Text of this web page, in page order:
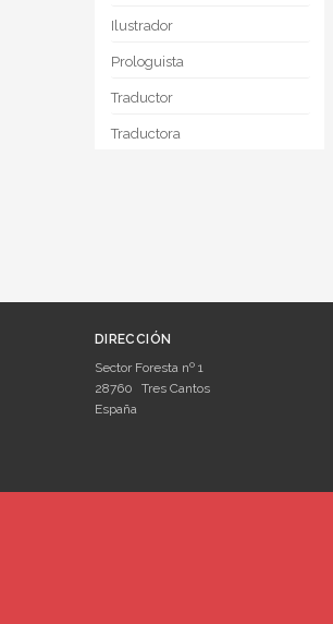
Ilustrador
Prologuista
Traductor
Traductora
DIRECCIÓN
Sector Foresta nº 1
28760
Tres Cantos
España